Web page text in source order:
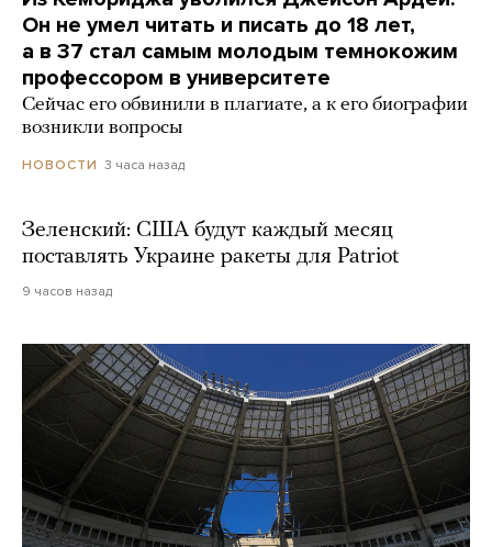
Он не умел читать и писать до 18 лет,
а в 37 стал самым молодым темнокожим
профессором в университете
Сейчас его обвинили в плагиате, а к его биографии
возникли вопросы
НОВОСТИ 3 часа назад
Зеленский: США будут каждый месяц
поставлять Украине ракеты для Patriot
9 часов назад